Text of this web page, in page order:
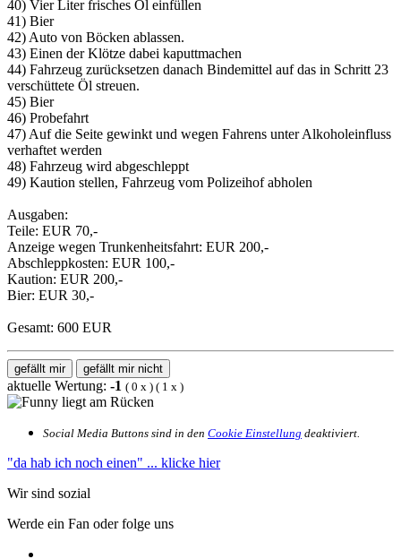
40) Vier Liter frisches Öl einfüllen
41) Bier
42) Auto von Böcken ablassen.
43) Einen der Klötze dabei kaputtmachen
44) Fahrzeug zurücksetzen danach Bindemittel auf das in Schritt 23
verschüttete Öl streuen.
45) Bier
46) Probefahrt
47) Auf die Seite gewinkt und wegen Fahrens unter Alkoholeinfluss
verhaftet werden
48) Fahrzeug wird abgeschleppt
49) Kaution stellen, Fahrzeug vom Polizeihof abholen
Ausgaben:
Teile: EUR 70,-
Anzeige wegen Trunkenheitsfahrt: EUR 200,-
Abschleppkosten: EUR 100,-
Kaution: EUR 200,-
Bier: EUR 30,-
Gesamt: 600 EUR
gefällt mir gefällt mir nicht
aktuelle Wertung: -1 ( 0 x ) ( 1 x )
Social Media Buttons sind in den Cookie Einstellung deaktiviert.
"da hab ich noch einen" ... klicke hier
Wir sind sozial
Werde ein Fan oder folge uns